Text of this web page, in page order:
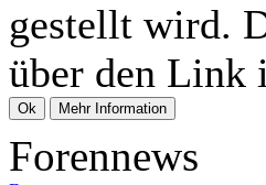
gestellt wird.
über den Link
Forennews